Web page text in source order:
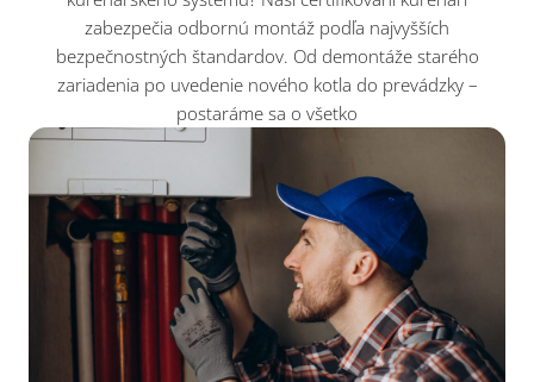
zabezpečia odbornú montáž podľa najvyšších
bezpečnostných štandardov. Od demontáže starého
zariadenia po uvedenie nového kotla do prevádzky –
postaráme sa o všetko